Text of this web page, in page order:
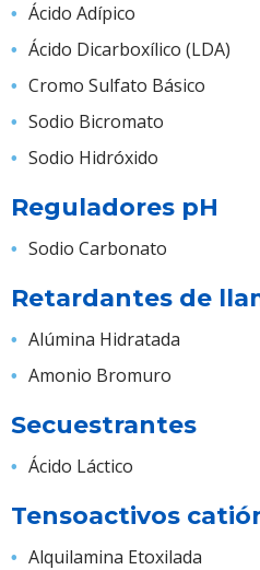
Ácido Adípico
Ácido Dicarboxílico (LDA)
Cromo Sulfato Básico
Sodio Bicromato
Sodio Hidróxido
Reguladores pH
Sodio Carbonato
Retardantes de
Alúmina Hidratada
Amonio Bromuro
Secuestrantes
Ácido Láctico
Tensoactivos
Alquilamina Etoxilada